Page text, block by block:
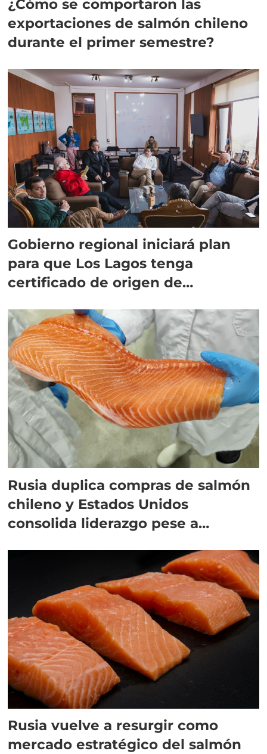
¿Cómo se comportaron las
exportaciones de salmón chileno
durante el primer semestre?
Gobierno regional iniciará plan
para que Los Lagos tenga
certificado de origen de
Rusia duplica compras de salmón
chileno y Estados Unidos
consolida liderazgo pese a
Rusia vuelve a resurgir como
mercado estratégico del salmón